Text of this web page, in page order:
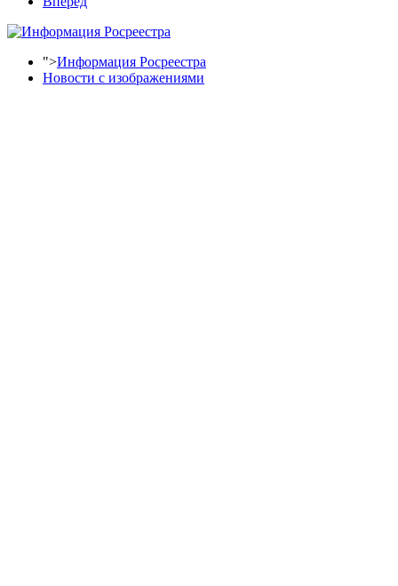
">Информация Росреестра
Новости с изображениями